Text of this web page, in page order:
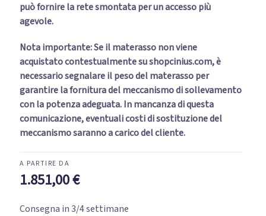
può fornire la rete smontata per un accesso più
agevole.
Nota importante: Se il materasso non viene
acquistato contestualmente su shopcinius.com, è
necessario segnalare il peso del materasso per
garantire la fornitura del meccanismo di sollevamento
con la potenza adeguata. In mancanza di questa
comunicazione, eventuali costi di sostituzione del
meccanismo saranno a carico del cliente.
1.851,00€
Consegna in 3/4 settimane